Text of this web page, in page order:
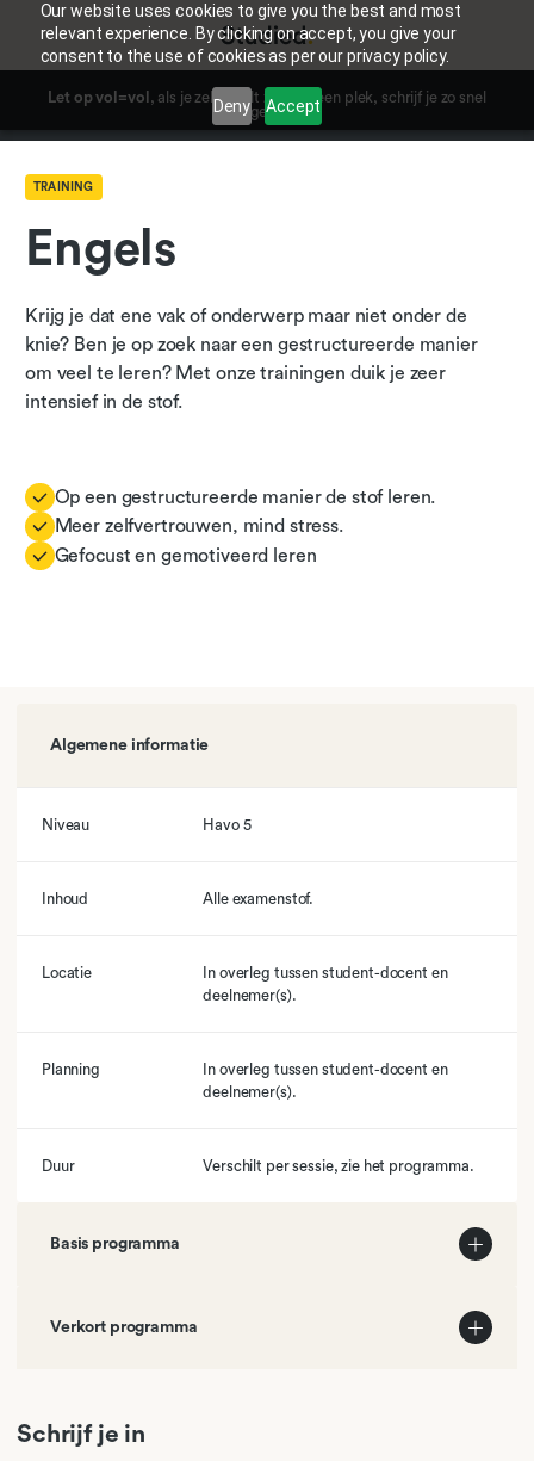
Our website uses cookies to give you the best and most
relevant experience. By clicking on accept, you give your
consent to the use of cookies as per our privacy policy.
Deny Accept
Let op vol=vol , als je zeker wilt zijn van een plek, schrijf je zo snel
mogelijk in.
TRAINING
Engels
Krijg je dat ene vak of onderwerp maar niet onder de
knie? Ben je op zoek naar een gestructureerde manier
om veel te leren? Met onze trainingen duik je zeer
intensief in de stof.
Op een gestructureerde manier de stof leren.
Meer zelfvertrouwen, mind stress.
Gefocust en gemotiveerd leren
Algemene informatie
Niveau Havo 5
Inhoud Alle examenstof.
Locatie
In overleg tussen student-docent en
deelnemer(s).
Planning
In overleg tussen student-docent en
deelnemer(s).
Duur Verschilt per sessie, zie het programma.
Basis programma
01Domein A: Leesvaardigheid
03Domein A: Leesvaardigheid
Verkort programma
Schrijf je in